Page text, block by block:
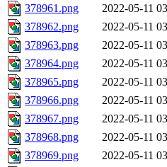
378961.png
2022-05-11
378962.png
2022-05-11
378963.png
2022-05-11
378964.png
2022-05-11
378965.png
2022-05-11
378966.png
2022-05-11
378967.png
2022-05-11
378968.png
2022-05-11
378969.png
2022-05-11